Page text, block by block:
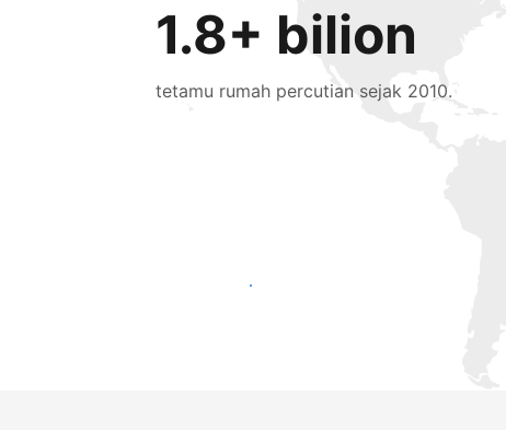
1.8+ bilion
tetamu rumah percutian sejak 2010.
Tarik tetamu baru hari ini